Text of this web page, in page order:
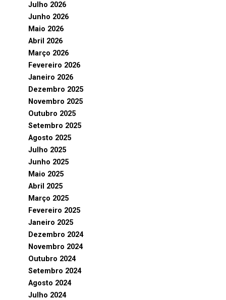
Julho 2026
Junho 2026
Maio 2026
Abril 2026
Março 2026
Fevereiro 2026
Janeiro 2026
Dezembro 2025
Novembro 2025
Outubro 2025
Setembro 2025
Agosto 2025
Julho 2025
Junho 2025
Maio 2025
Abril 2025
Março 2025
Fevereiro 2025
Janeiro 2025
Dezembro 2024
Novembro 2024
Outubro 2024
Setembro 2024
Agosto 2024
Julho 2024